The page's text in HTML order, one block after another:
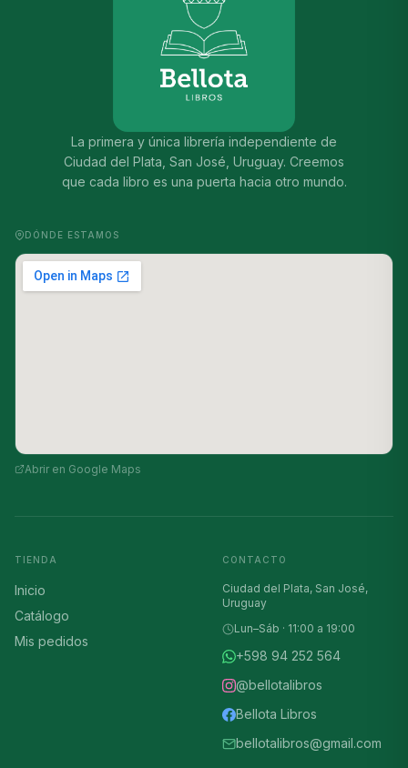
La primera y única librería independiente de
Ciudad del Plata, San José, Uruguay. Creemos
que cada libro es una puerta hacia otro mundo.
DÓNDE ESTAMOS
Abrir en Google Maps
TIENDA
Inicio
Catálogo
Mis pedidos
CONTACTO
Ciudad del Plata, San José,
Uruguay
Lun–Sáb · 11:00 a 19:00
+598 94 252 564
@bellotalibros
Bellota Libros
bellotalibros@gmail.com